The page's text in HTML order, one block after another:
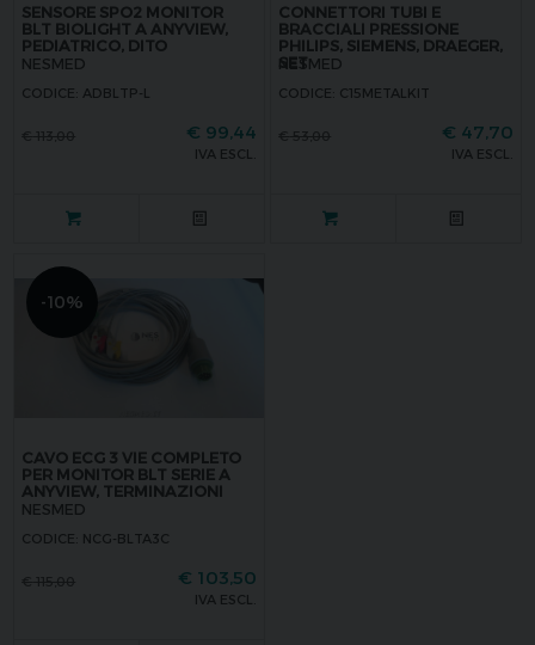
SENSORE SPO2 MONITOR
BLT BIOLIGHT A ANYVIEW,
PEDIATRICO, DITO
NESMED
CODICE: ADBLTP-L
€ 99,44
IVA ESCL.
CONNETTORI TUBI E
BRACCIALI PRESSIONE
PHILIPS, SIEMENS, DRAEGER,
SET
NESMED
CODICE: C15METALKIT
€ 47,70
IVA ESCL.
-10%
CAVO ECG 3 VIE COMPLETO
PER MONITOR BLT SERIE A
ANYVIEW, TERMINAZIONI
NESMED
CODICE: NCG-BLTA3C
€ 103,50
IVA ESCL.